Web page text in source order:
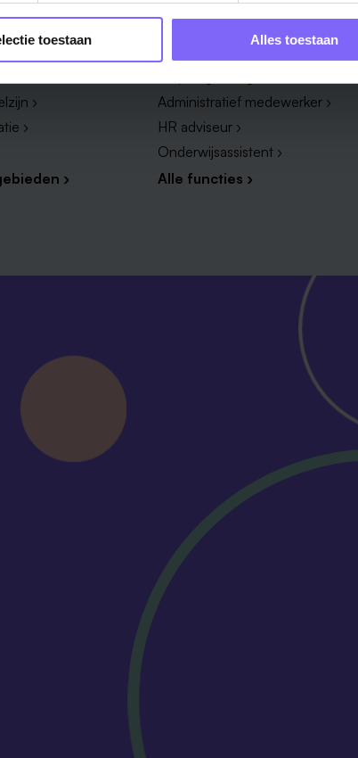
toestaan Alles toestaan
›
›
›
Functie
Administratief medewerker ›
HR adviseur ›
Onderwijsassistent ›
Alle functies ›